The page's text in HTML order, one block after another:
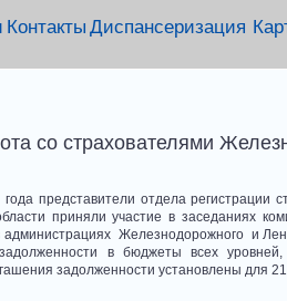
Контакты Диспансеризация
со страхователями
представители отдела регистрации
приняли участие в заседаниях
администрациях Железнодорожного и
в бюджеты всех
задолженности установлены для